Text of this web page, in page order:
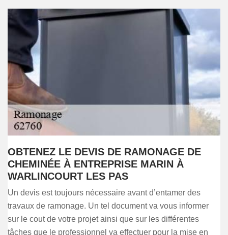
OBTENEZ LE DEVIS DE RAMONAGE DE
CHEMINÉE À ENTREPRISE MARIN À
WARLINCOURT LES PAS
Un devis est toujours nécessaire avant d’entamer des
travaux de ramonage. Un tel document va vous informer
sur le cout de votre projet ainsi que sur les différentes
tâches que le professionnel va effectuer pour la mise en